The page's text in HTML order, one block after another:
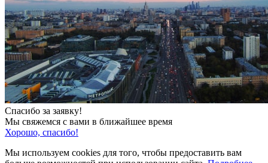
Спасибо за заявку!
Мы свяжемся с вами в ближайшее время
Хорошо, спасибо!
Мы используем cookies для того, чтобы предоставить вам